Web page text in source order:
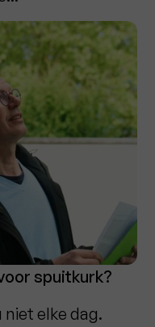
spuitkurk?
niet elke dag.